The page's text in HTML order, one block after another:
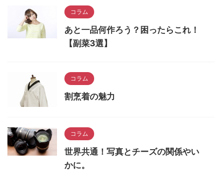
コラム
あと一品何作ろう？困ったらこれ！
【副菜3選】
コラム
割烹着の魅力
コラム
世界共通！写真とチーズの関係やい
かに。